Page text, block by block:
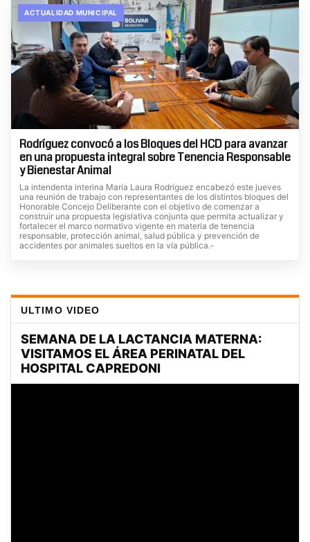
ACTUALIDAD MUNICIPAL
Rodríguez convocó a los Bloques del HCD para avanzar
en una propuesta integral sobre Tenencia Responsable
y Bienestar Animal
La intendenta interina María Laura Rodríguez encabezó este jueves
una reunión de trabajo con representantes de los distintos bloques del
Honorable Concejo Deliberante con el objetivo de comenzar a
construir una propuesta legislativa conjunta que permita actualizar y
fortalecer el marco normativo vigente en materia de tenencia
responsable, protección animal, salud pública y prevención de
accidentes por animales sueltos en la vía pública.-
ULTIMO VIDEO